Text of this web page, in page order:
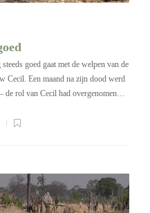
goed gaat met de welpen van de
Cecil. Een maand na zijn dood werd
de rol van Cecil had overgenomen…